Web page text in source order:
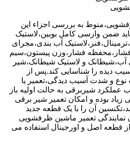
به بررسی اجزاء این
ضمن وارسی کامل بوبین،لاستیک
آب بندی،مجرای
فشار،وزن پیستون،سیم
آب،شیطانک و لاستیک شیطانک،شیر
دیده را شناسایی کند.پس از
و شدت آسیب دیدگی،تعمیر یا
عملکرد شیربرقی به حالت اولیه باز
بوده و امکان تعمیر شیر برقی
آن را با یک قطعه جدید
نمایندگی تعمیر ماشین ظرفشویی
قطعه اصل و اورجینال استفاده می